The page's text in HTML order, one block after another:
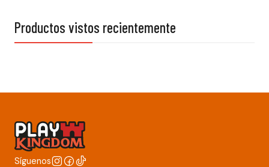
Productos vistos recientemente
Síguenos